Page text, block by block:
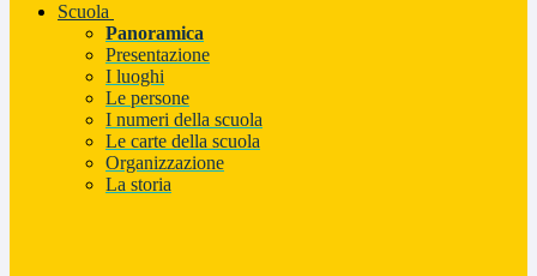
Scuola
Panoramica
Presentazione
I luoghi
Le persone
I numeri della scuola
Le carte della scuola
Organizzazione
La storia